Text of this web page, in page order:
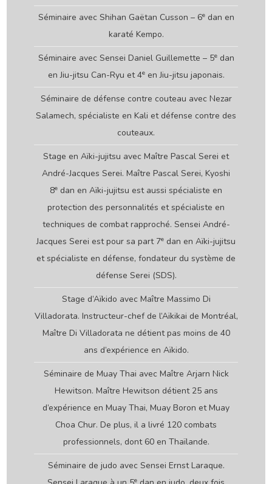
Séminaire avec Shihan Gaëtan Cusson – 6edan en
karaté Kempo.
Séminaire avec Sensei Daniel Guillemette – 5edan
en Jiu-jitsu Can-Ryu et 4een Jiu-jitsu japonais.
Séminaire de défense contre couteau avec Nezar
Salamech, spécialiste en Kali et défense contre des
couteaux.
Stage en Aïki-jujitsu avec Maître Pascal Serei et
André-Jacques Serei. Maître Pascal Serei, Kyoshi
8e dan en Aïki-jujitsu est aussi spécialiste en
protection des personnalités et spécialiste en
techniques de combat rapproché. Sensei André-
Jacques Serei est pour sa part 7e dan en Aïki-jujitsu
et spécialiste en défense, fondateur du système de
défense Serei (SDS).
Stage d’Aïkido avec Maître Massimo Di
Villadorata. Instructeur-chef de l’Aïkikai de Montréal,
Maître Di Villadorata ne détient pas moins de 40
ans d’expérience en Aïkido.
Séminaire de Muay Thai avec Maître Arjarn Nick
Hewitson. Maître Hewitson détient 25 ans
d’expérience en Muay Thai, Muay Boron et Muay
Choa Chur. De plus, il a livré 120 combats
professionnels, dont 60 en Thaïlande.
Séminaire de judo avec Sensei Ernst Laraque.
e